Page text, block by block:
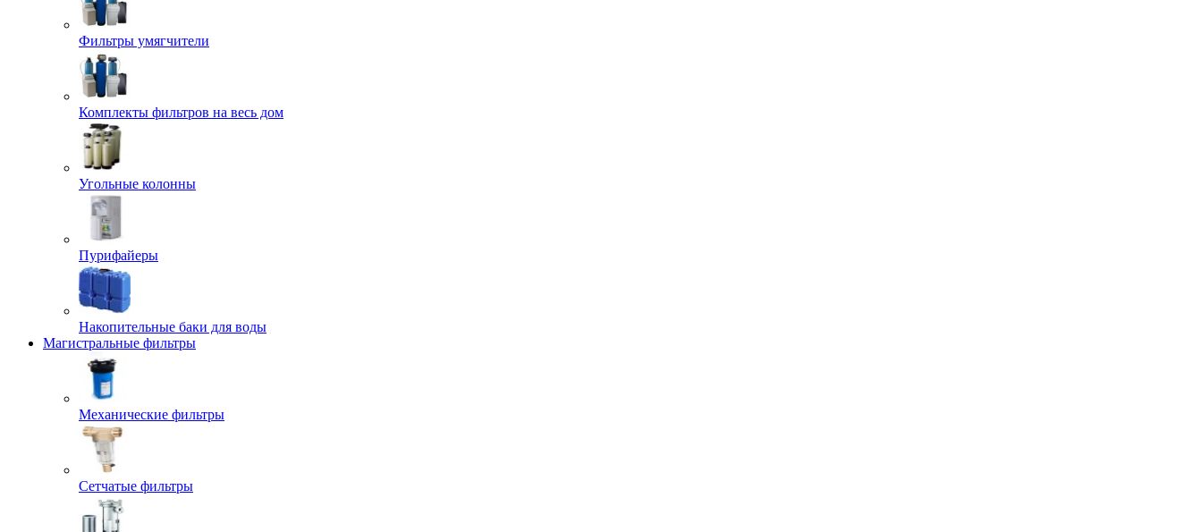
Фильтры умягчители
Комплекты фильтров на весь дом
Угольные колонны
Пурифайеры
Накопительные баки для воды
Магистральные фильтры
Механические фильтры
Сетчатые фильтры